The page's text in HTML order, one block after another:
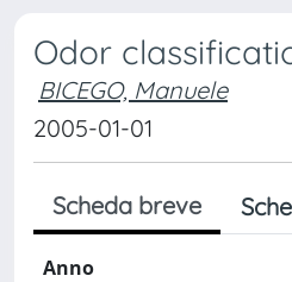
Odor
BICEGO, Manuele
2005-01-01
Scheda breve
Anno